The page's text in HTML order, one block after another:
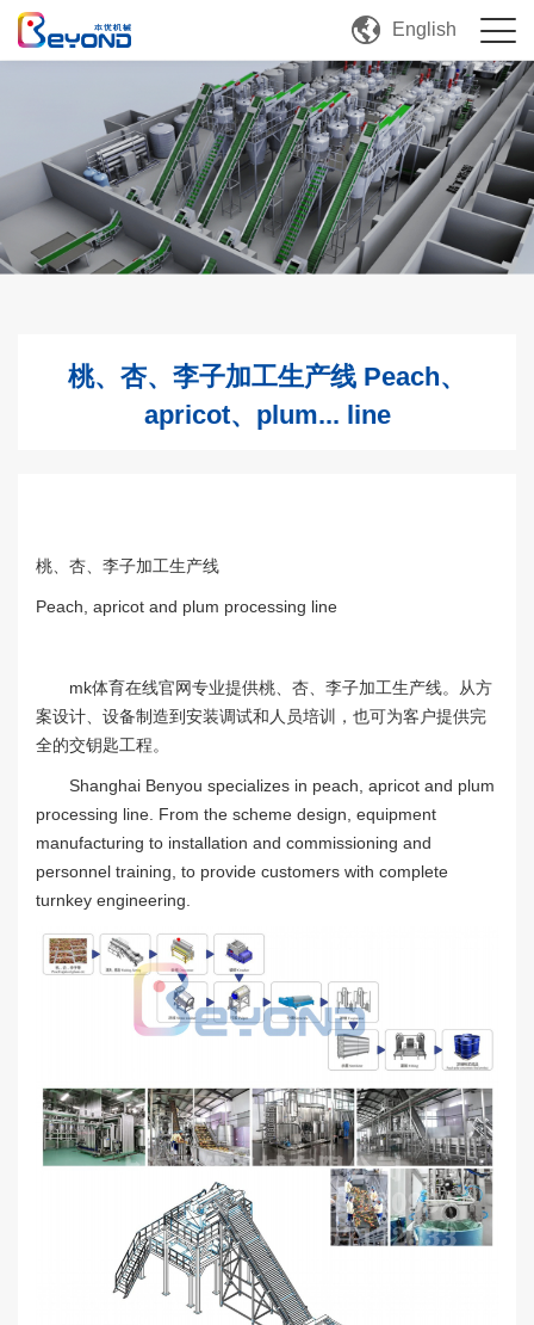
English
桃、杏、李子加工生产线 Peach、
apricot、plum... line
桃、杏、李子加工生产线
Peach, apricot and plum processing line
mk体育在线官网专业提供桃、杏、李子加工生产线。从方
案设计、设备制造到安装调试和人员培训，也可为客户提供完
全的交钥匙工程。
Shanghai Benyou specializes in peach, apricot and plum
processing line. From the scheme design, equipment
manufacturing to installation and commissioning and
personnel training, to provide customers with complete
turnkey engineering.